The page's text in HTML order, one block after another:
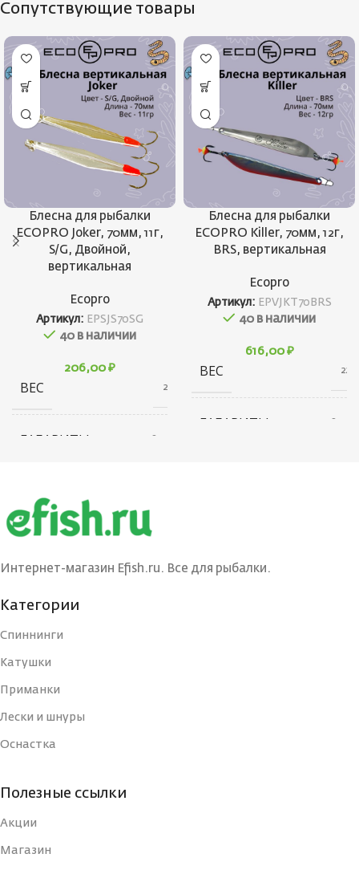
Сопутствующие товары
Блесна для рыбалки
ECOPRO Joker, 70мм, 11г,
S/G, Двойной,
вертикальная
Ecopro
Артикул: EPSJS70SG
40 в наличии
206,00 ₽
ВЕС 21 г
ГАБАРИТЫ
БЛЕСНЫ
ДЛИНА, СМ
ТИП
СТРАНА-
Блесна для рыбалки
ECOPRO Killer, 70мм, 12г,
BRS, вертикальная
Ecopro
Артикул: EPVJKT70BRS
40 в наличии
616,00 ₽
ВЕС 22 г
ГАБАРИТЫ
ЦВЕТ БЛЕСНЫ
Интернет-магазин Efish.ru. Все для рыбалки.
Категории
Спиннинги
Катушки
Приманки
Лески и шнуры
Оснастка
Полезные ссылки
Акции
Магазин